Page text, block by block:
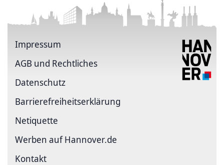
Impressum
AGB und Rechtliches
Datenschutz
Barriere­freiheits­erklärung
Netiquette
Werben auf Hannover.de
Kontakt